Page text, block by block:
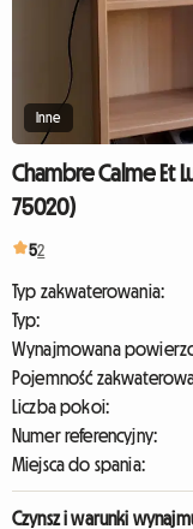
Inne
Chambre Calme Et
75020)
52
Typ zakwaterowania:
Typ:
Wynajmowana
Pojemność
Liczba pokoi:
Numer referencyjny:
Miejsca do spania:
Czynsz i warunki